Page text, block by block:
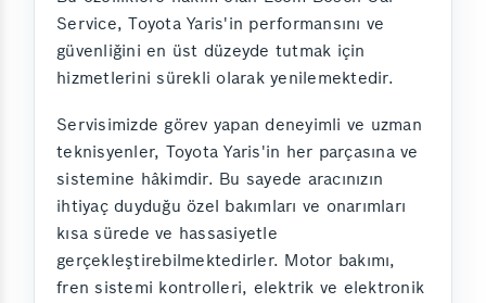
Service, Toyota Yaris'in performansını ve
güvenliğini en üst düzeyde tutmak için
hizmetlerini sürekli olarak yenilemektedir.
Servisimizde görev yapan deneyimli ve uzman
teknisyenler, Toyota Yaris'in her parçasına ve
sistemine hâkimdir. Bu sayede aracınızın
ihtiyaç duyduğu özel bakımları ve onarımları
kısa sürede ve hassasiyetle
gerçekleştirebilmektedirler. Motor bakımı,
fren sistemi kontrolleri, elektrik ve elektronik